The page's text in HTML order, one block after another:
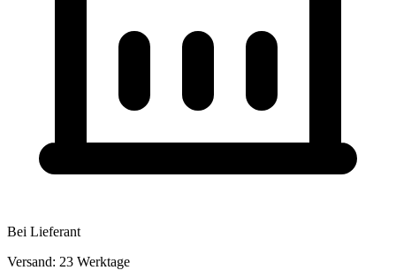
Bei Lieferant
Versand: 23 Werktage